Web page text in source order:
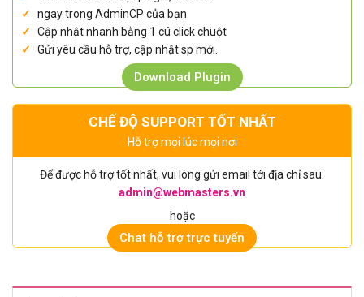
ngay trong AdminCP của bạn
Cập nhật nhanh bằng 1 cú click chuột
Gửi yêu cầu hỗ trợ, cập nhật sp mới.
Download Plugin
CHẾ ĐỘ SUPPORT TỐT NHẤT
Hỗ trợ mọi lúc mọi nơi
Để được hỗ trợ tốt nhất, vui lòng gửi email tới địa chỉ sau:
admin@webmasters.vn
hoặc
Chat hỗ trợ trực tuyến